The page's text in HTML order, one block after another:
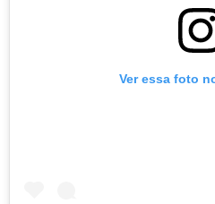
Ver essa foto